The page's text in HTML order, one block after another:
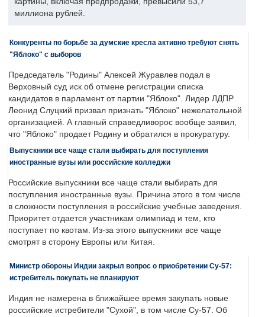
миллиона рублей.
Конкуренты по борьбе за думские кресла активно требуют снять
"Яблоко" с выборов
Председатель "Родины" Алексей Журавлев подал в
Верховный суд иск об отмене регистрации списка
кандидатов в парламент от партии "Яблоко". Лидер ЛДПР
Леонид Слуцкий призвал признать "Яблоко" нежелательной
организацией. А главный справедливорос вообще заявил,
что "Яблоко" продает Родину и обратился в прокуратуру.
Выпускники все чаще стали выбирать для поступления
иностранные вузы или российские колледжи
Российские выпускники все чаще стали выбирать для
поступления иностранные вузы. Причина этого в том числе
в сложности поступления в российские учебные заведения.
Приоритет отдается участникам олимпиад и тем, кто
поступает по квотам. Из-за этого выпускники все чаще
смотрят в сторону Европы или Китая.
Министр обороны Индии закрыл вопрос о приобретении Су-57:
истребитель покупать не планируют
Индия не намерена в ближайшее время закупать новые
российские истребители "Сухой", в том числе Су-57. Об